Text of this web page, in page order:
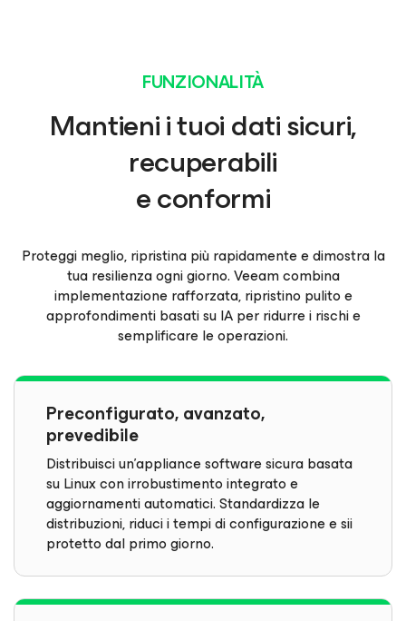
FUNZIONALITÀ
Mantieni i tuoi dati sicuri,
recuperabili
e conformi
Proteggi meglio, ripristina più rapidamente e dimostra la
tua resilienza ogni giorno. Veeam combina
implementazione rafforzata, ripristino pulito e
approfondimenti basati su IA per ridurre i rischi e
semplificare le operazioni.
Preconfigurato, avanzato,
prevedibile
Distribuisci un'appliance software sicura basata
su Linux con irrobustimento integrato e
aggiornamenti automatici. Standardizza le
distribuzioni, riduci i tempi di configurazione e sii
protetto dal primo giorno.